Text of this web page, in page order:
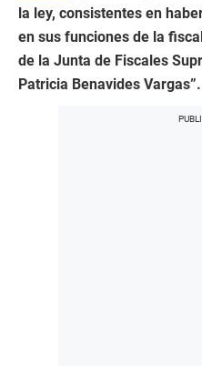
la ley, consistentes en
en sus funciones de la
de la Junta de Fiscales
Patricia Benavides Vargas”.